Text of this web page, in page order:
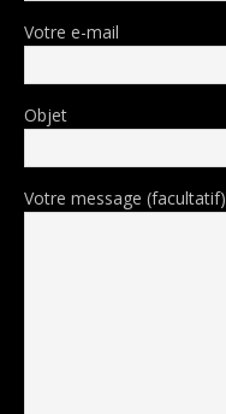
Votre e-mail
Objet
Votre message (facultatif)